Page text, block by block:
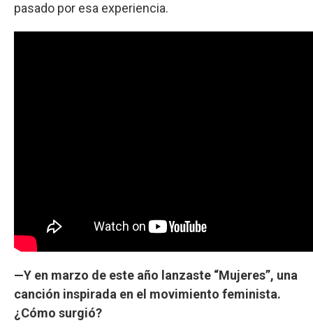
pasado por esa experiencia.
—Y en marzo de este año lanzaste “Mujeres”, una
canción inspirada en el movimiento feminista.
¿Cómo surgió?